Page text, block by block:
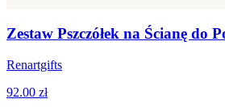
Zestaw Pszczółek na Ścianę do
Renartgifts
92.00 zł